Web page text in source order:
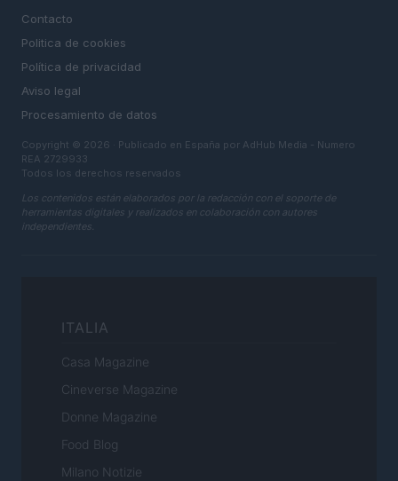
Contacto
Politica de cookies
Política de privacidad
Aviso legal
Procesamiento de datos
Copyright © 2026 · Publicado en España por AdHub Media - Numero
REA 2729933
Todos los derechos reservados
Los contenidos están elaborados por la redacción con el soporte de
herramientas digitales y realizados en colaboración con autores
independientes.
ITALIA
Casa Magazine
Cineverse Magazine
Donne Magazine
Food Blog
Milano Notizie